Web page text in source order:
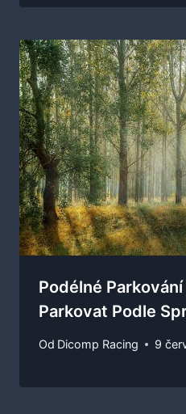
Podélné
Parkovat Podle
Od Dicomp Racing 9